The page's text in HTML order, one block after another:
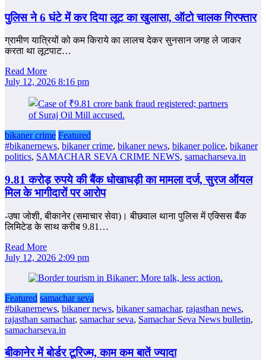
पुलिस ने 6 घंटे में कर दिया लूट का खुलासा, ऑटो चालक गिरफ्तार
ग्रामीण यात्रियों को कम किराये का लालच देकर सुनसान जगह ले जाकर
करता था लूटपाट…
Read More
July 12, 2026 8:16 pm
bikaner crime Featured
#bikanernews, bikaner crime, bikaner news, bikaner police, bikaner
politics, SAMACHAR SEVA CRIME NEWS, samacharseva.in
9.81 करोड़ रुपये की बैंक धोखाधड़ी का मामला दर्ज, सुरज ऑयल
मिल के भागीदारों पर आरोप
-उषा जोशी, बीकानेर (समाचार सेवा)। बीछवाल थाना पुलिस में एक्सिस बैंक
लिमिटेड के साथ करीब 9.81…
Read More
July 12, 2026 2:09 pm
Featured samachar seva
#bikanernews, bikaner news, bikaner samachar, rajasthan news,
rajasthan samachar, samachar seva, Samachar Seva News bulletin,
samacharseva.in
बीकानेर में बोर्डर टूरिज्‍म, काम कम बातें ज्‍यादा